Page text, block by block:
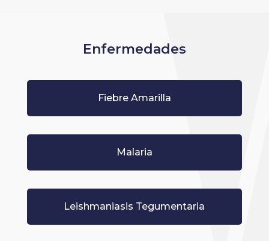
Enfermedades
Fiebre Amarilla
Malaria
Leishmaniasis Tegumentaria